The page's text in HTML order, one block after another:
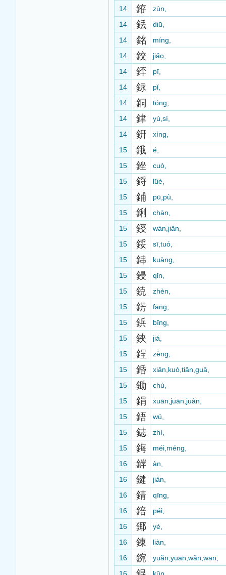
14
銌
zùn,
14
銩
diū,
14
銘
míng,
14
鉸
jiǎo,
14
銔
pī,
14
銢
pǐ,
14
銅
tóng,
14
銉
yù,sì,
14
銒
xíng,
15
鋨
é,
15
銼
cuò,
15
鋝
lüè,
15
鋪
pū,pù,
15
鋓
chān,
15
鋄
wàn,jiǎn,
15
鋖
sī,tuó,
15
鋛
kuàng,
15
鋟
qǐn,
15
鋴
zhèn,
15
錺
fāng,
15
鋲
bīng,
15
鋏
jiá,
15
鋥
zèng,
15
銽
xiān,kuò,tiǎn,guā,
15
鋤
chú,
15
鋗
xuān,juān,juàn,
15
鋙
wú,
15
鋕
zhì,
15
鋂
méi,méng,
16
錌
àn,
16
鍵
jiàn,
16
錆
qīng,
16
錇
péi,
16
鎁
yé,
16
錬
liàn,
16
鋺
yuǎn,yuān,wǎn,wān,